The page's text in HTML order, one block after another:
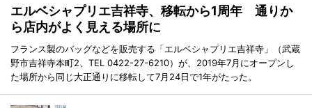
エルベシャプリエ吉祥寺、移転から1周年 通りか
ら店内がよく見える場所に
フランス製のバッグなどを販売する「エルベシャプリエ吉祥寺」（武蔵
野市吉祥寺本町2、TEL 0422-27-6210）が、2019年7月にオープンし
た場所から同じ大正通りに移転して7月24日で1年がたった。